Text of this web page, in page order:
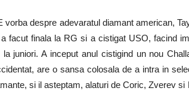
despre adevaratul diamant american,
facut finala la RG si a cistigat USO, facind
juniori. A inceput anul cistigind un nou
are o sansa colosala de a intra in
si il asteptam, alaturi de Coric, Zverev